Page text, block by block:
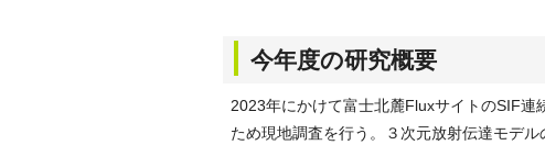
今年度の研究概要
2023年にかけて富士北麓FluxサイトのSIF
ため現地調査を行う。３次元放射伝達モデ